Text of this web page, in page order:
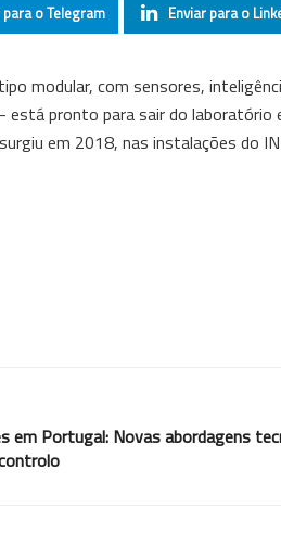
para o Telegram Enviar para o
modular, com sensores,
está pronto para sair do laboratório
em 2018, nas instalações do
em Portugal: Novas abordagens